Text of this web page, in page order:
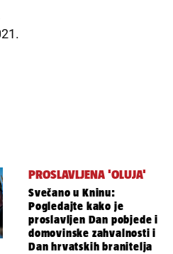
PROSLAVLJENA 'OLUJA'
Svečano u Kninu:
Pogledajte kako je
proslavljen Dan pobjede i
domovinske zahvalnosti i
Dan hrvatskih branitelja